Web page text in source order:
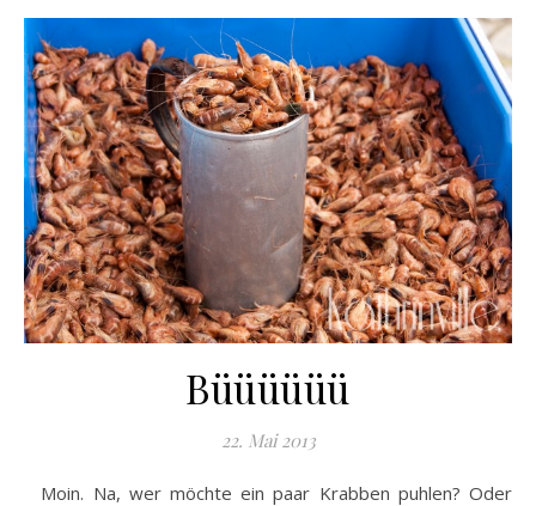
Büüüüüü
22. Mai 2013
Moin. Na, wer möchte ein paar Krabben puhlen? Oder